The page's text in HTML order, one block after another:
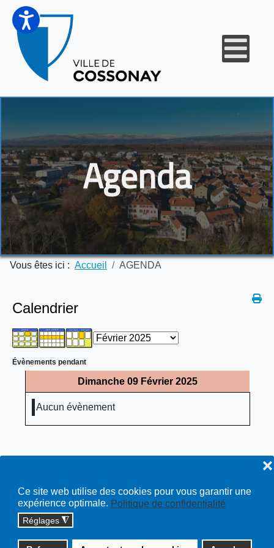
Ce site web utilise des cookies pour vous garantir une
expérience optimale. Politique de confidentialité
Réglages ◮
❌
Agenda
Vous êtes ici : Accueil AGENDA
Calendrier
Évènements pendant
Dimanche 09 Février 2025
Aucun évènement
Copyright © 2026 cossonay.ch - tous droits réservés | site :